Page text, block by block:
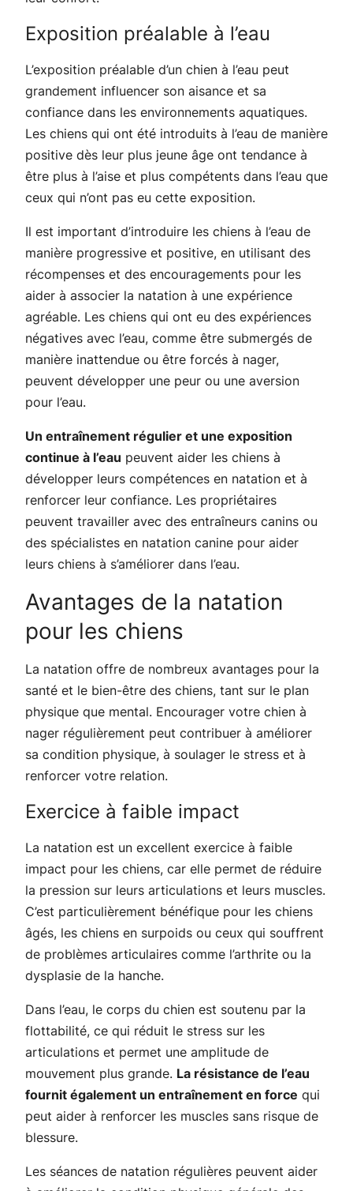
Exposition préalable à l’eau
L’exposition préalable d’un chien à l’eau peut
grandement influencer son aisance et sa
confiance dans les environnements aquatiques.
Les chiens qui ont été introduits à l’eau de manière
positive dès leur plus jeune âge ont tendance à
être plus à l’aise et plus compétents dans l’eau que
ceux qui n’ont pas eu cette exposition.
Il est important d’introduire les chiens à l’eau de
manière progressive et positive, en utilisant des
récompenses et des encouragements pour les
aider à associer la natation à une expérience
agréable. Les chiens qui ont eu des expériences
négatives avec l’eau, comme être submergés de
manière inattendue ou être forcés à nager,
peuvent développer une peur ou une aversion
pour l’eau.
Un entraînement régulier et une exposition
continue à l’eau peuvent aider les chiens à
développer leurs compétences en natation et à
renforcer leur confiance. Les propriétaires
peuvent travailler avec des entraîneurs canins ou
des spécialistes en natation canine pour aider
leurs chiens à s’améliorer dans l’eau.
Avantages de la natation
pour les chiens
La natation offre de nombreux avantages pour la
santé et le bien-être des chiens, tant sur le plan
physique que mental. Encourager votre chien à
nager régulièrement peut contribuer à améliorer
sa condition physique, à soulager le stress et à
renforcer votre relation.
Exercice à faible impact
La natation est un excellent exercice à faible
impact pour les chiens, car elle permet de réduire
la pression sur leurs articulations et leurs muscles.
C’est particulièrement bénéfique pour les chiens
âgés, les chiens en surpoids ou ceux qui souffrent
de problèmes articulaires comme l’arthrite ou la
dysplasie de la hanche.
Dans l’eau, le corps du chien est soutenu par la
flottabilité, ce qui réduit le stress sur les
articulations et permet une amplitude de
mouvement plus grande. La résistance de l’eau
fournit également un entraînement en force qui
peut aider à renforcer les muscles sans risque de
blessure.
Les séances de natation régulières peuvent aider